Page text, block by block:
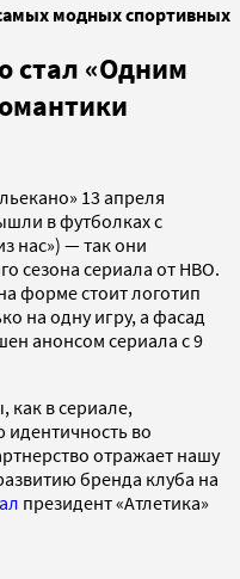
модных спортивных
стал «Одним
13 апреля
в футболках с
нас») — так они
сезона сериала от HBO.
форме стоит логотип
на одну игру, а фасад
анонсом сериала с 9
в сериале,
во
отражает нашу
бренда клуба на
президент «Атлетика»